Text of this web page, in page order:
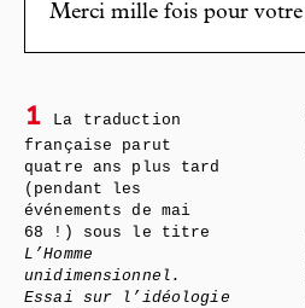
Merci mille fois pour votre
1
La traduction
française parut
quatre ans plus tard
(pendant les
événements de mai
68 !) sous le titre
L’Homme
unidimensionnel.
Essai sur l’idéologie